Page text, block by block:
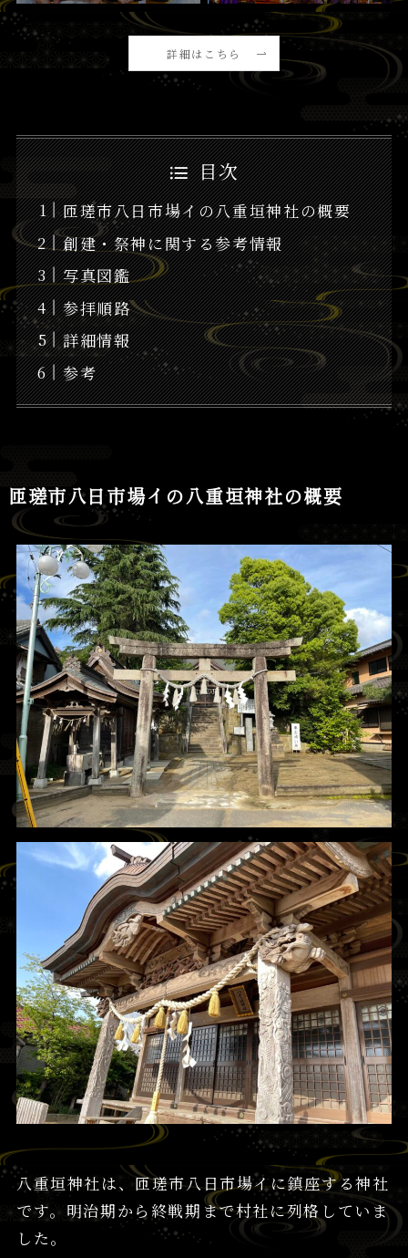
詳細はこちら
目次
匝瑳市八日市場イの八重垣神社の概要
創建・祭神に関する参考情報
写真図鑑
参拝順路
詳細情報
参考
匝瑳市八日市場イの八重垣神社の概要
八重垣神社は、匝瑳市八日市場イに鎮座する神社
です。明治期から終戦期まで村社に列格していま
した。